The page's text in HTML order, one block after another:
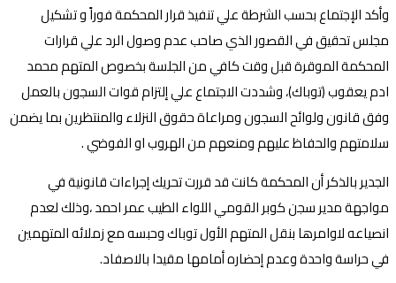
وأكد الإجتماع بحسب الشرطة علي تنفيذ قرار المحكمة فوراً و تشكيل
مجلس تحقيق في القصور الذي صاحب عدم وصول الرد علي قرارات
المحكمة الموقرة قبل وقت كافي من الجلسة بخصوص المتهم محمد
ادم يعقوب (توباك)، وشددت الاجتماع علي إلتزام قوات السجون بالعمل
وفق قانون ولوائح السجون ومراعاة حقوق النزلاء والمنتظرين بما يضمن
سلامتهم والحفاظ عليهم ومنعهم من الهروب او الفوضي .
الجدير بالذكر أن المحكمة كانت قد قررت تحريك إجراءات قانونية في
مواجهة مدير سجن كوبر القومي اللواء الطيب عمر احمد ،وذلك لعدم
انصياعه لاوامرها بنقل المتهم الأول توباك وحبسه مع زملائه المتهمين
في حراسة واحدة وعدم إحضاره أمامها مقيدا بالاصفاد.